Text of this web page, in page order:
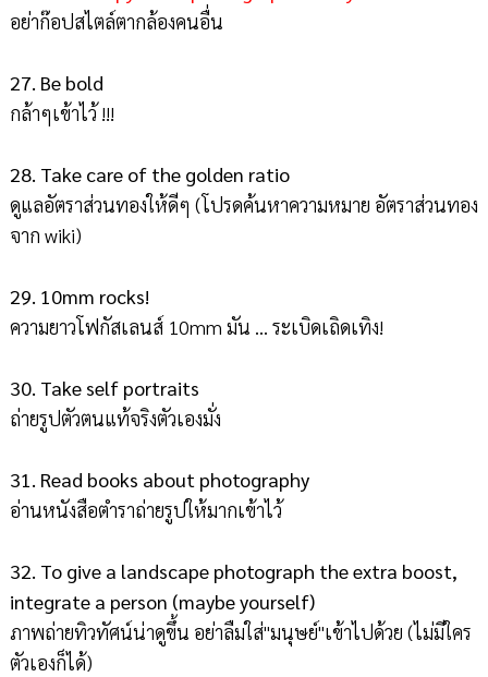
อย่าก๊อปสไตล์ตากล้องคนอื่น
27. Be bold
กล้าๆเข้าไว้ !!!
28. Take care of the golden ratio
ดูแลอัตราส่วนทองให้ดีๆ (โปรดค้นหาความหมาย อัตราส่วนทอง
จาก wiki)
29. 10mm rocks!
ความยาวโฟกัสเลนส์ 10mm มัน ... ระเบิดเถิดเทิง!
30. Take self portraits
ถ่ายรูปตัวตนแท้จริงตัวเองมั่ง
31. Read books about photography
อ่านหนังสือตำราถ่ายรูปให้มากเข้าไว้
32. To give a landscape photograph the extra boost,
integrate a person (maybe yourself)
ภาพถ่ายทิวทัศน์น่าดูขึ้น อย่าลืมใส่"มนุษย์"เข้าไปด้วย (ไม่มีใคร
ตัวเองก็ได้)